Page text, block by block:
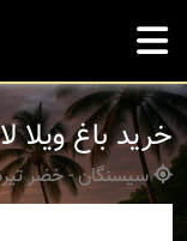
خرید باغ ویلا
سیسنگان - خضر